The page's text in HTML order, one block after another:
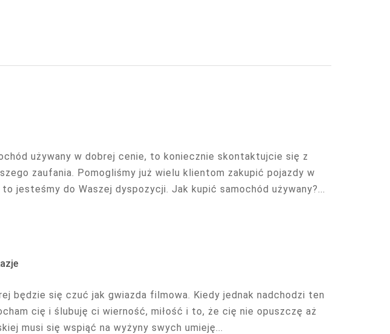
używany w dobrej cenie, to koniecznie skontaktujcie się z
zaufania. Pomogliśmy już wielu klientom zakupić pojazdy w
jesteśmy do Waszej dyspozycji. Jak kupić samochód używany?...
będzie się czuć jak gwiazda filmowa. Kiedy jednak nadchodzi ten
cię i ślubuję ci wierność, miłość i to, że cię nie opuszczę aż
musi się wspiąć na wyżyny swych umieję...